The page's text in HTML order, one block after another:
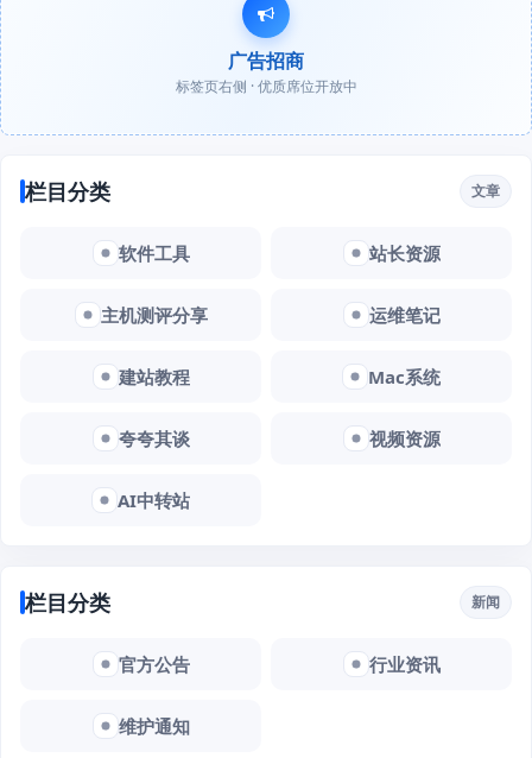
广告招商
标签页右侧 · 优质席位开放中
栏目分类 文章
软件工具 站长资源
主机测评分享 运维笔记
建站教程 Mac系统
夸夸其谈 视频资源
AI中转站
栏目分类 新闻
官方公告 行业资讯
维护通知